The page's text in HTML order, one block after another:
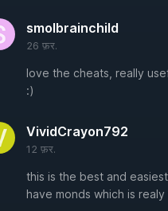
smolbrainchild
26 फ़र.
love the cheats, really
:)
VividCrayon792
12 फ़र.
this is the best and
have monds which is